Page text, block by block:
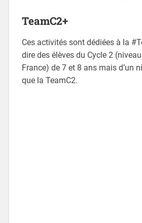
TeamC2+
Ces activités sont dédiées à la
dire des élèves du Cycle 2
France) de 7 et 8 ans mais d’un
que la TeamC2.